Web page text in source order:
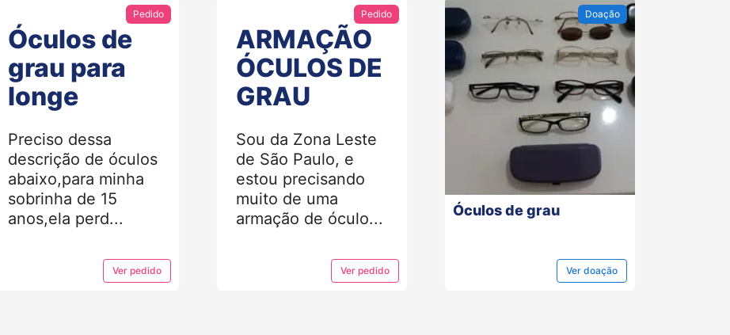
Pedido
Óculos de
grau para
longe
Preciso dessa
descrição de óculos
abaixo,para minha
sobrinha de 15
anos,ela perd...
Ver pedido
Pedido
ARMAÇÃO
ÓCULOS DE
GRAU
Sou da Zona Leste
de São Paulo, e
estou precisando
muito de uma
armação de óculo...
Ver pedido
Doação
Óculos de grau
Ver doação